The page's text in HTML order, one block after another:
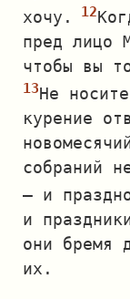
хочу.
пред лицо
чтобы вы
Не
курение
собраний
— и
и
они бремя
их.